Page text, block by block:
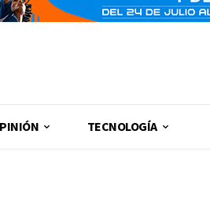
TECNOLOGÍA